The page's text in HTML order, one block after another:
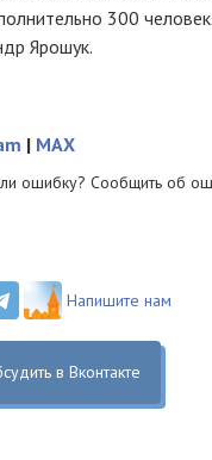
300
Ярошук.
| MAX
ошибку? Cообщить об
Напишите нам
в Вконтакте